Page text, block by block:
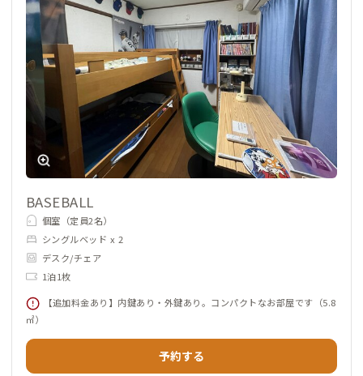
BASEBALL
個室（定員2名）
シングルベッド x 2
デスク/チェア
1泊1枚
【追加料金あり】内鍵あり・外鍵あり。コンパクトなお部屋です（5.8
㎡）
予約する